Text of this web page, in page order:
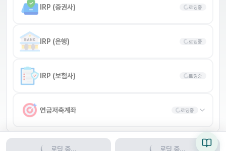
IRP (증권사) 로딩중
IRP (은행) 로딩중
IRP (보험사) 로딩중
연금저축계좌 로딩중
로딩 중... 로딩 중...